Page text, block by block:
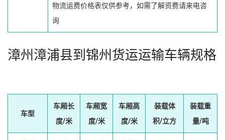
物流运费价格表仅供参考，如需了解资费请来电咨
询
漳州漳浦县到锦州货运运输车辆规格
车型
车厢长
度/米
车厢宽
度/米
车厢高
度/米
装载体
积/立方
装载重
量/吨